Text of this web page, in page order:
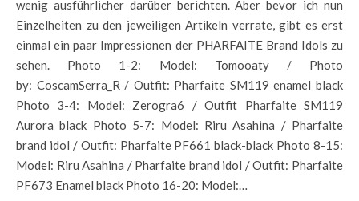
wenig ausführlicher darüber berichten. Aber bevor ich nun
Einzelheiten zu den jeweiligen Artikeln verrate, gibt es erst
einmal ein paar Impressionen der PHARFAITE Brand Idols zu
sehen. Photo 1-2: Model: Tomooaty / Photo
by: CoscamSerra_R / Outfit: Pharfaite SM119 enamel black
Photo 3-4: Model: Zerogra6 / Outfit Pharfaite SM119
Aurora black Photo 5-7: Model: Riru Asahina / Pharfaite
brand idol / Outfit: Pharfaite PF661 black-black Photo 8-15:
Model: Riru Asahina / Pharfaite brand idol / Outfit: Pharfaite
PF673 Enamel black Photo 16-20: Model:…